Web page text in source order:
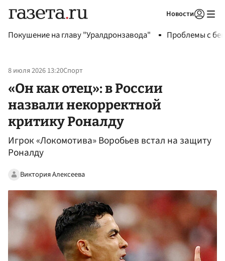
Новости
Покушение на главу "Уралдронзавода" Проблемы с
8 июля 2026 13:20Спорт
«Он как отец»: в России
назвали некорректной
критику Роналду
Игрок «Локомотива» Воробьев встал на защиту
Роналду
Виктория Алексеева